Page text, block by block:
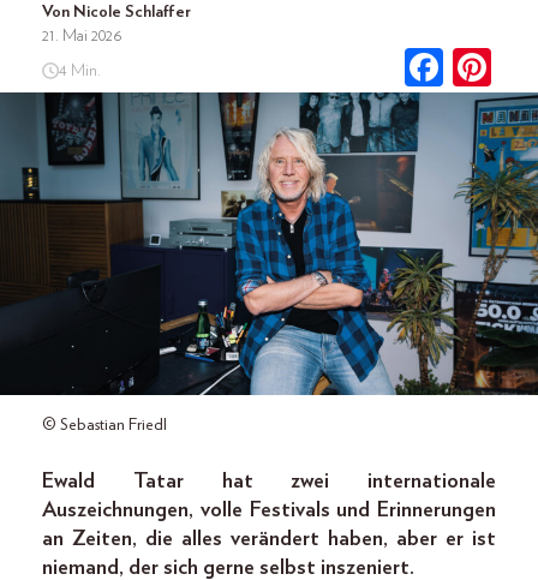
Von Nicole Schlaffer
21. Mai 2026
4 Min.
© Sebastian Friedl
Ewald Tatar hat zwei internationale
Auszeichnungen, volle Festivals und Erinnerungen
an Zeiten, die alles verändert haben, aber er ist
niemand, der sich gerne selbst inszeniert.